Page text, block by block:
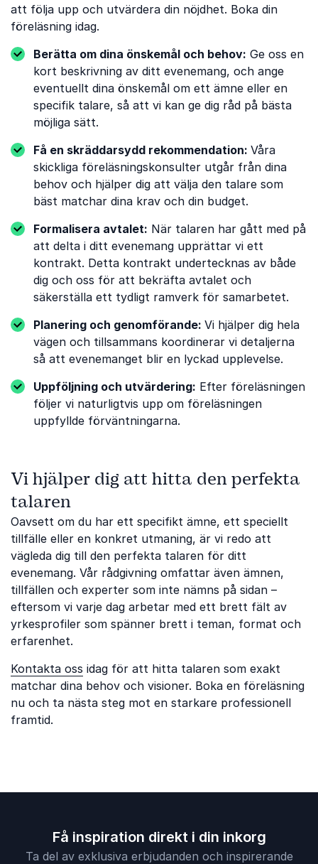
att följa upp och utvärdera din nöjdhet. Boka din
föreläsning idag.
Berätta om dina önskemål och behov: Ge oss en
kort beskrivning av ditt evenemang, och ange
eventuellt dina önskemål om ett ämne eller en
specifik talare, så att vi kan ge dig råd på bästa
möjliga sätt.
Få en skräddarsydd rekommendation: Våra
skickliga föreläsningskonsulter utgår från dina
behov och hjälper dig att välja den talare som
bäst matchar dina krav och din budget.
Formalisera avtalet: När talaren har gått med på
att delta i ditt evenemang upprättar vi ett
kontrakt. Detta kontrakt undertecknas av både
dig och oss för att bekräfta avtalet och
säkerställa ett tydligt ramverk för samarbetet.
Planering och genomförande: Vi hjälper dig hela
vägen och tillsammans koordinerar vi detaljerna
så att evenemanget blir en lyckad upplevelse.
Uppföljning och utvärdering: Efter föreläsningen
följer vi naturligtvis upp om föreläsningen
uppfyllde förväntningarna.
Vi hjälper dig att hitta den perfekta
talaren
Oavsett om du har ett specifikt ämne, ett speciellt
tillfälle eller en konkret utmaning, är vi redo att
vägleda dig till den perfekta talaren för ditt
evenemang. Vår rådgivning omfattar även ämnen,
tillfällen och experter som inte nämns på sidan –
eftersom vi varje dag arbetar med ett brett fält av
yrkesprofiler som spänner brett i teman, format och
erfarenhet.
Kontakta oss idag för att hitta talaren som exakt
matchar dina behov och visioner. Boka en föreläsning
nu och ta nästa steg mot en starkare professionell
framtid.
Få inspiration direkt i din inkorg
Ta del av exklusiva erbjudanden och inspirerande